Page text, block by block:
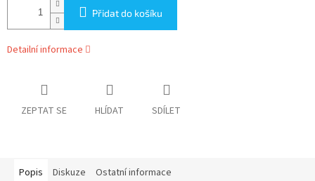
Přidat do košíku
Detailní informace
ZEPTAT SE HLÍDAT SDÍLET
Popis Diskuze Ostatní informace